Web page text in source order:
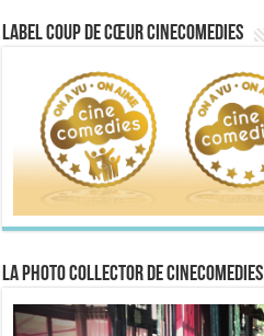
Label Coup de Cœur CineComedies
La Photo collector de CineComedies